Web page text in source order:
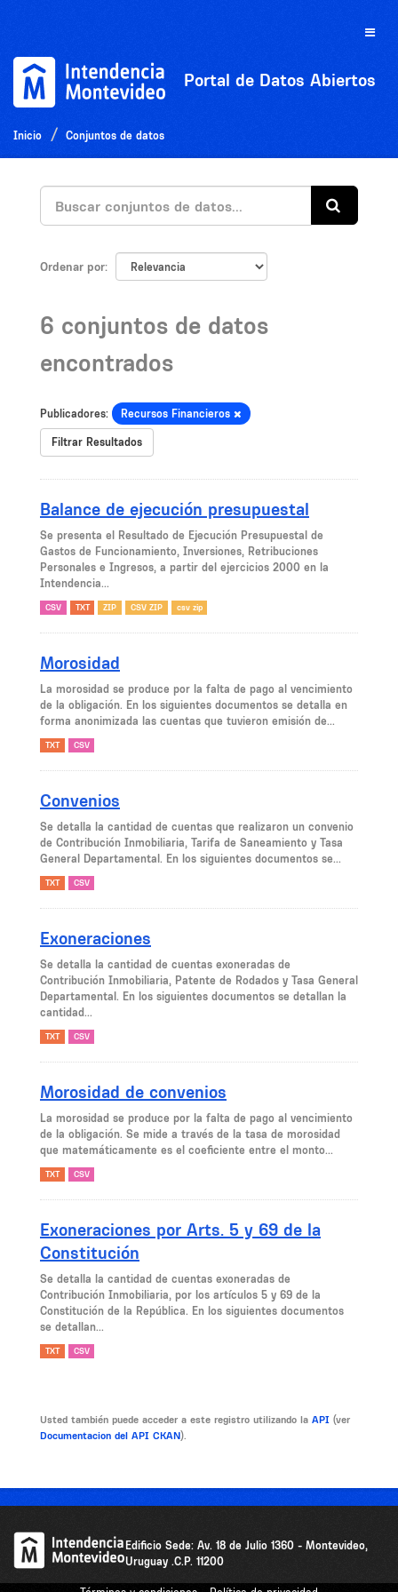
Toggle
Portal de Datos Abiertos
Inicio Conjuntos de datos
Ordenar por
6 conjuntos de datos
encontrados
Publicadores: Recursos Financieros
Filtrar Resultados
Balance de ejecución presupuestal
Se presenta el Resultado de Ejecución Presupuestal de
Gastos de Funcionamiento, Inversiones, Retribuciones
Personales e Ingresos, a partir del ejercicios 2000 en la
Intendencia...
CSV TXT ZIP CSV ZIP csv zip
Morosidad
La morosidad se produce por la falta de pago al vencimiento
de la obligación. En los siguientes documentos se detalla en
forma anonimizada las cuentas que tuvieron emisión de...
TXT CSV
Convenios
Se detalla la cantidad de cuentas que realizaron un convenio
de Contribución Inmobiliaria, Tarifa de Saneamiento y Tasa
General Departamental. En los siguientes documentos se...
TXT CSV
Exoneraciones
Se detalla la cantidad de cuentas exoneradas de
Contribución Inmobiliaria, Patente de Rodados y Tasa General
Departamental. En los siguientes documentos se detallan la
cantidad...
TXT CSV
Morosidad de convenios
La morosidad se produce por la falta de pago al vencimiento
de la obligación. Se mide a través de la tasa de morosidad
que matemáticamente es el coeficiente entre el monto...
TXT CSV
Exoneraciones por Arts. 5 y 69 de la
Constitución
Se detalla la cantidad de cuentas exoneradas de
Contribución Inmobiliaria, por los artículos 5 y 69 de la
Constitución de la República. En los siguientes documentos
se detallan...
TXT CSV
Usted también puede acceder a este registro utilizando la API (ver
Documentacion del API CKAN).
Edificio Sede: Av. 18 de Julio 1360 - Montevideo,
Uruguay .C.P. 11200